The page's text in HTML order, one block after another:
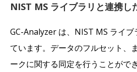
NIST MS ライブラリと連携し
GC-Analyzer は、NIST MS ライブ
ています。データのフルセット、
ークに関する同定を行うことができ